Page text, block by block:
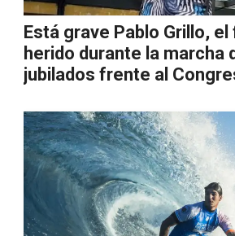
Está grave Pablo Grillo,
herido durante la marcha
jubilados frente al